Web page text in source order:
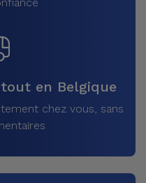
en Belgique
chez vous, sans